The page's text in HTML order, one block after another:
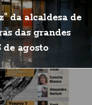
da alcaldesa de
das grandes
agosto